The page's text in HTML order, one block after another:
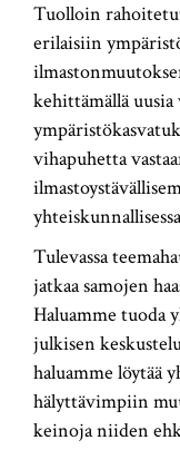
Tuolloin
erilaisiin
kehittämällä
vihapuhetta
Tulevassa
jatkaa samojen
Haluamme tuoda
julkisen
haluamme löytää
hälyttävimpiin
keinoja niiden